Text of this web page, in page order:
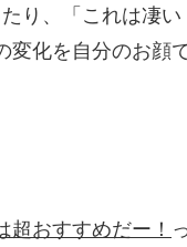
り、「これは凄
化を自分のお顔
おすすめだー！